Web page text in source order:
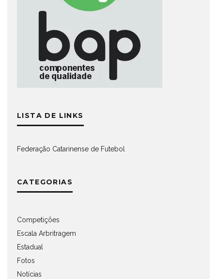
LISTA DE LINKS
Federação Catarinense de Futebol
CATEGORIAS
Competições
Escala Arbritragem
Estadual
Fotos
Notícias